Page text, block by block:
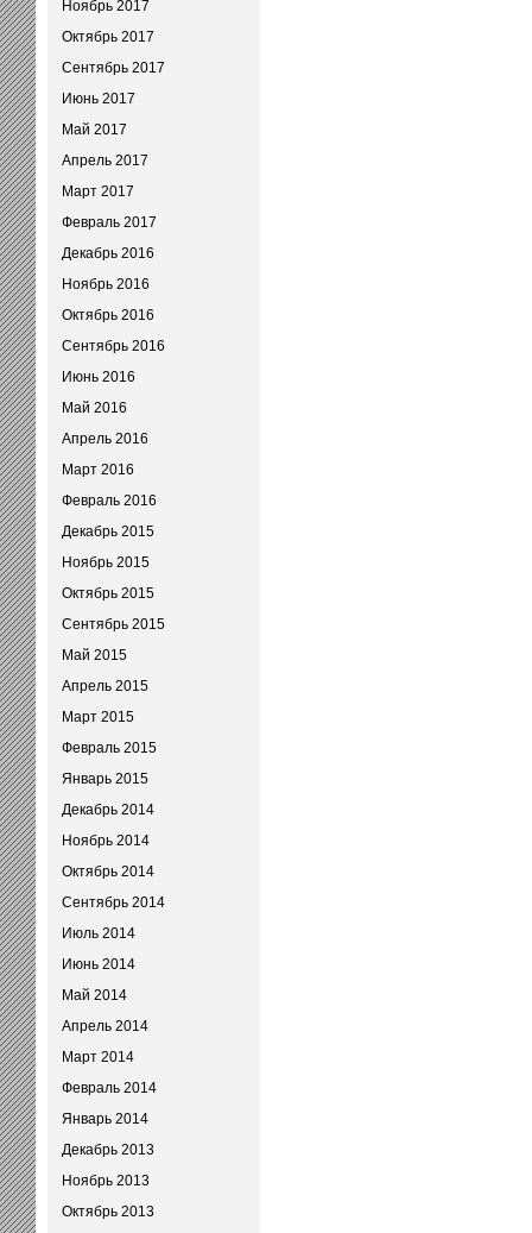
Ноябрь 2017
Октябрь 2017
Сентябрь 2017
Июнь 2017
Май 2017
Апрель 2017
Март 2017
Февраль 2017
Декабрь 2016
Ноябрь 2016
Октябрь 2016
Сентябрь 2016
Июнь 2016
Май 2016
Апрель 2016
Март 2016
Февраль 2016
Декабрь 2015
Ноябрь 2015
Октябрь 2015
Сентябрь 2015
Май 2015
Апрель 2015
Март 2015
Февраль 2015
Январь 2015
Декабрь 2014
Ноябрь 2014
Октябрь 2014
Сентябрь 2014
Июль 2014
Июнь 2014
Май 2014
Апрель 2014
Март 2014
Февраль 2014
Январь 2014
Декабрь 2013
Ноябрь 2013
Октябрь 2013